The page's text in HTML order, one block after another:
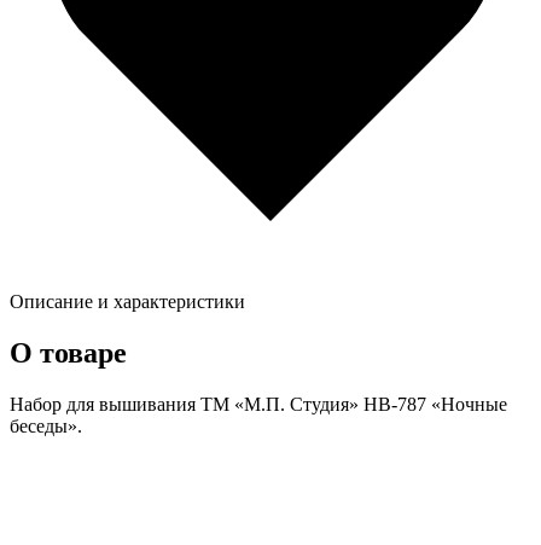
Описание и характеристики
О товаре
Набор для вышивания ТМ «М.П. Студия» НВ-787 «Ночные
беседы».